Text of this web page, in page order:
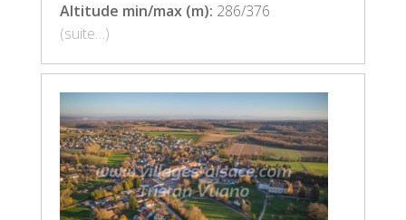
Altitude min/max (m): 286/376
(suite…)